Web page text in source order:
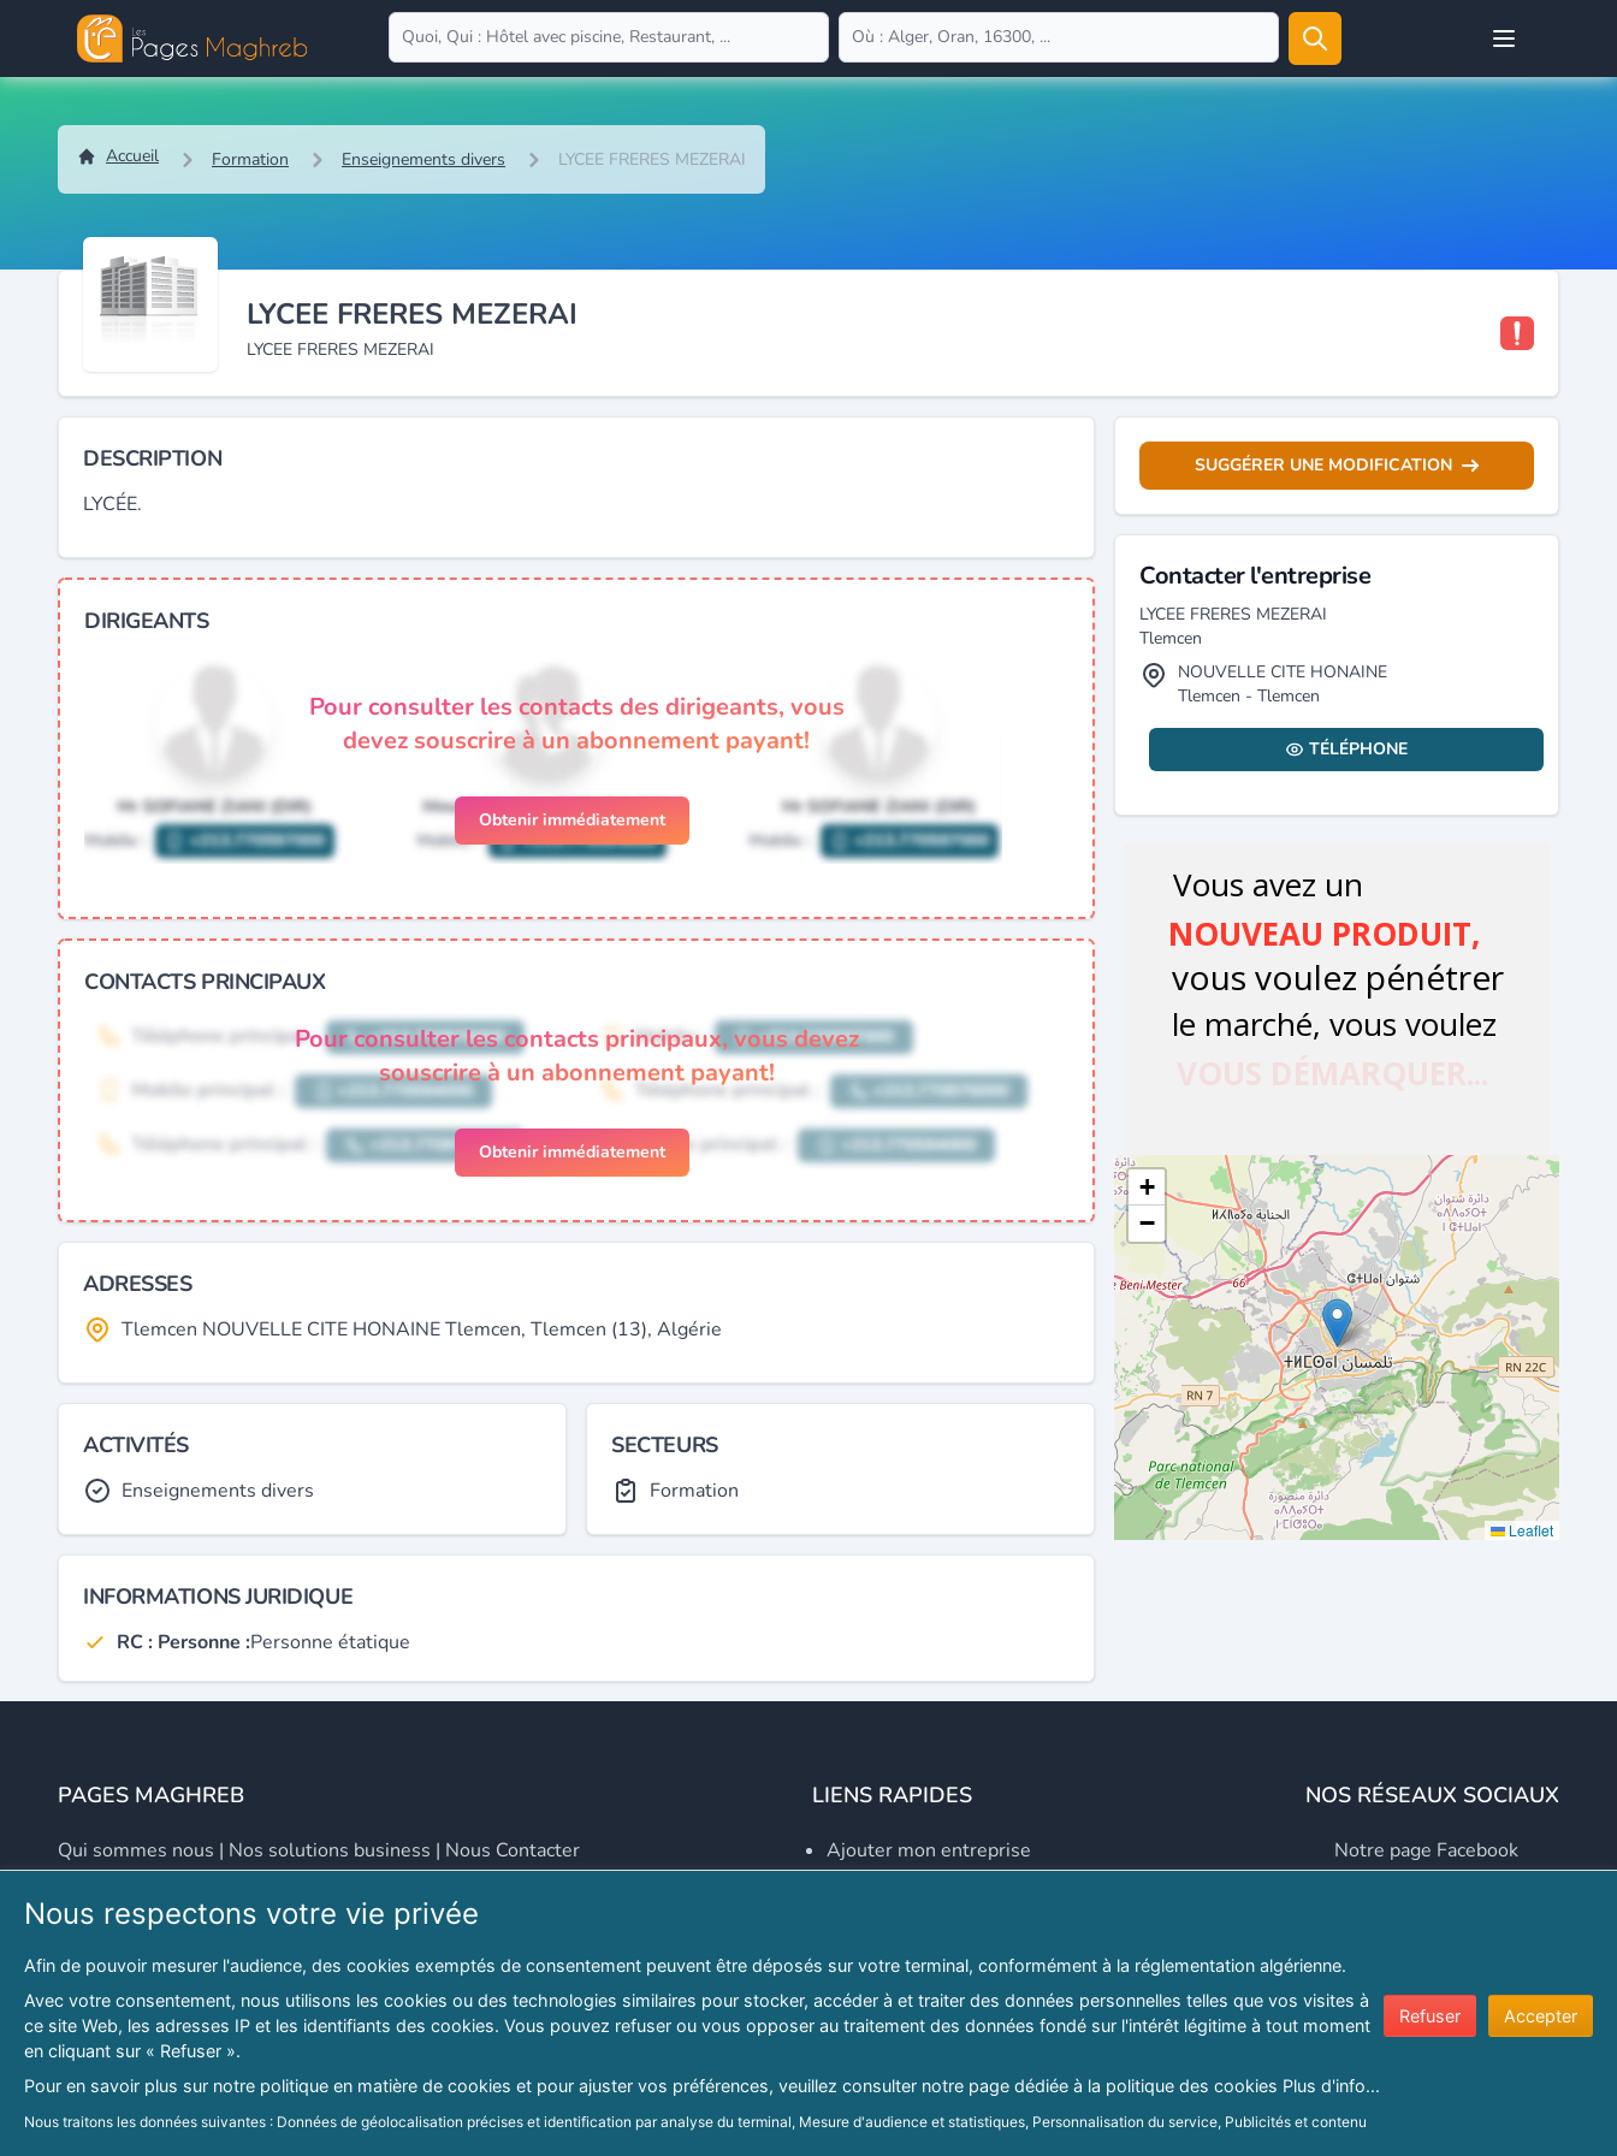
Open user menu
Accueil Formation Enseignements divers LYCEE FRERES MEZERAI
LYCEE FRERES MEZERAI
LYCEE FRERES MEZERAI
DESCRIPTION
LYCÉE.
DIRIGEANTS
Pour consulter les contacts des dirigeants, vous
devez souscrire à un abonnement payant!
Obtenir immédiatement
CONTACTS PRINCIPAUX
Pour consulter les contacts principaux, vous devez
souscrire à un abonnement payant!
Obtenir immédiatement
ADRESSES
Tlemcen NOUVELLE CITE HONAINE Tlemcen, Tlemcen (13), Algérie
ACTIVITÉS
Enseignements divers
SECTEURS
Formation
INFORMATIONS JURIDIQUE
RC : Personne :Personne étatique
SUGGÉRER UNE MODIFICATION
Contacter l'entreprise
LYCEE FRERES MEZERAI
Tlemcen
NOUVELLE CITE HONAINE
Tlemcen - Tlemcen
TÉLÉPHONE
+
−
Leaflet
PAGES MAGHREB
Qui sommes nous | Nos solutions business | Nous Contacter
Adresse
46 LOT. PETITE PROVENCE SIDI YAHIA
Hydra, Alger (16), Algérie
Email
contact@lespagesmaghreb.com
LIENS RAPIDES
Ajouter mon entreprise
Explorer par secteurs
Explorer par willayas
NOS RÉSEAUX SOCIAUX
Notre page Facebook
Notre page Twitter
© 2026 PAGESMAGHREB.COM. ALL RIGHTS RESERVED Mentions légales| Conditions générales d'utilisation|Politique de confidentialité|Protection de la vie privée
Nous respectons votre vie privée
Afin de pouvoir mesurer l'audience, des cookies exemptés de consentement peuvent être déposés sur votre terminal, conformément à la réglementation algérienne.
Avec votre consentement, nous utilisons les cookies ou des technologies similaires pour stocker, accéder à et traiter des données personnelles telles que vos visites à
ce site Web, les adresses IP et les identifiants des cookies. Vous pouvez refuser ou vous opposer au traitement des données fondé sur l'intérêt légitime à tout moment
en cliquant sur « Refuser ».
Pour en savoir plus sur notre politique en matière de cookies et pour ajuster vos préférences, veuillez consulter notre page dédiée à la politique des cookies Plus d'info...
Nous traitons les données suivantes : Données de géolocalisation précises et identification par analyse du terminal, Mesure d'audience et statistiques, Personnalisation du service, Publicités et contenu
Refuser Accepter